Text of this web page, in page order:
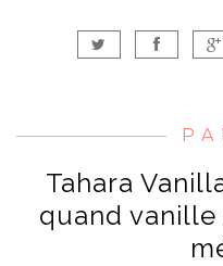
Tahara
quand